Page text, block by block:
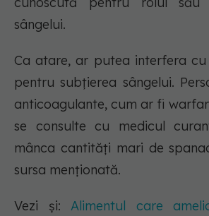
sângelui.
Ca atare, ar putea interfera cu
pentru subțierea sângelui.
anticoagulante, cum ar fi
se consulte cu medicul
mânca cantități mari de
sursa menționată.
Vezi și:Alimentul care